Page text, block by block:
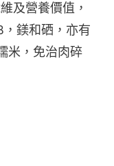
及營養價值，
鎂和硒，亦有
米，免治肉碎